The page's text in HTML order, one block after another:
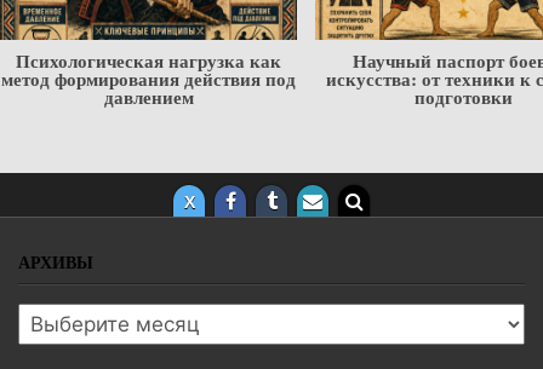
Научный паспорт боевого
искусства: от техники к системе
подготовки
Мастер и алгоритм —
цифровые технологии не
наставника, но уже
подготовку
АРХИВЫ
Архивы